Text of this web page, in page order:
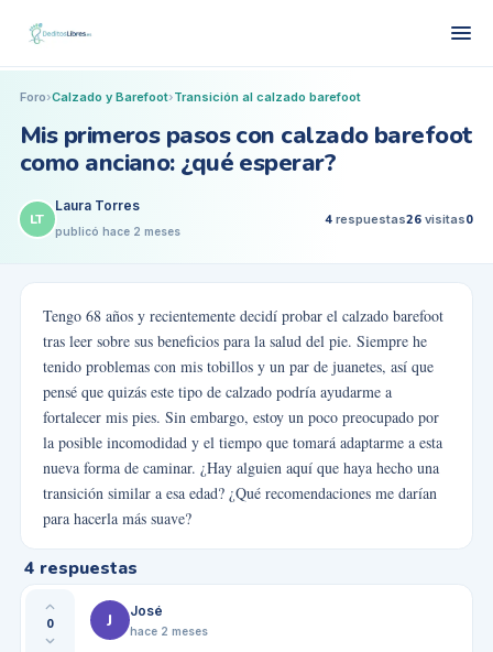
Foro›Calzado y Barefoot›Transición al calzado barefoot
Mis primeros pasos con calzado barefoot
como anciano: ¿qué esperar?
LT
Laura Torres
publicó hace 2 meses
4 respuestas26 visitas0
Tengo 68 años y recientemente decidí probar el calzado barefoot
tras leer sobre sus beneficios para la salud del pie. Siempre he
tenido problemas con mis tobillos y un par de juanetes, así que
pensé que quizás este tipo de calzado podría ayudarme a
fortalecer mis pies. Sin embargo, estoy un poco preocupado por
la posible incomodidad y el tiempo que tomará adaptarme a esta
nueva forma de caminar. ¿Hay alguien aquí que haya hecho una
transición similar a esa edad? ¿Qué recomendaciones me darían
para hacerla más suave?
4 respuestas
0 J José
hace 2 meses